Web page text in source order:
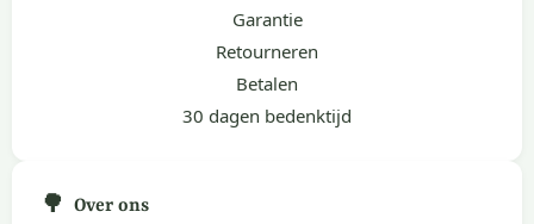
Garantie
Retourneren
Betalen
30 dagen bedenktijd
🌳 Over ons